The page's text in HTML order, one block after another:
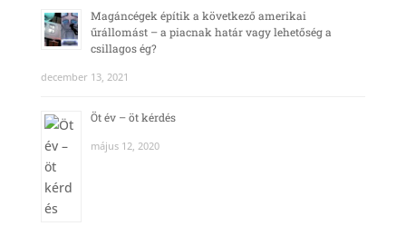
Magáncégek építik a következő amerikai
űrállomást – a piacnak határ vagy lehetőség a
csillagos ég?
december 13, 2021
Öt év – öt kérdés
május 12, 2020